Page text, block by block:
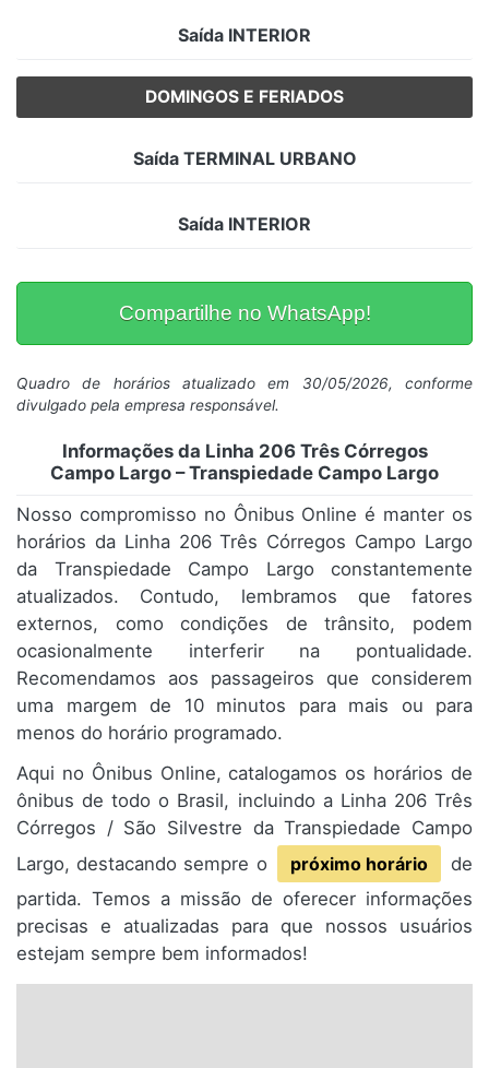
Saída INTERIOR
DOMINGOS E FERIADOS
Saída TERMINAL URBANO
Saída INTERIOR
Compartilhe no WhatsApp!
Quadro de horários atualizado em 30/05/2026, conforme
divulgado pela empresa responsável.
Informações da Linha 206 Três Córregos
Campo Largo – Transpiedade Campo Largo
Nosso compromisso no Ônibus Online é manter os
horários da Linha 206 Três Córregos Campo Largo
da Transpiedade Campo Largo constantemente
atualizados. Contudo, lembramos que fatores
externos, como condições de trânsito, podem
ocasionalmente interferir na pontualidade.
Recomendamos aos passageiros que considerem
uma margem de 10 minutos para mais ou para
menos do horário programado.
Aqui no Ônibus Online, catalogamos os horários de
ônibus de todo o Brasil, incluindo a Linha 206 Três
Córregos / São Silvestre da Transpiedade Campo
Largo, destacando sempre o
próximo horário
de
partida. Temos a missão de oferecer informações
precisas e atualizadas para que nossos usuários
estejam sempre bem informados!